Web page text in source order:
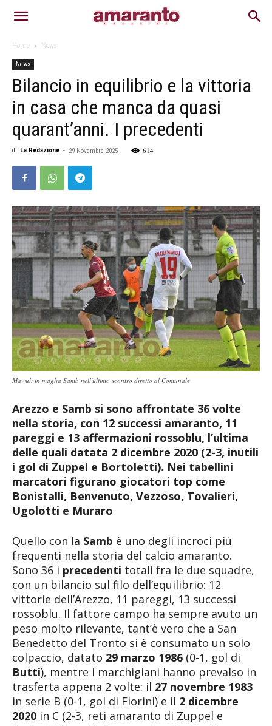
Home News
News
Bilancio in equilibrio e la vittoria
in casa che manca da quasi
quarant’anni. I precedenti
di La Redazione - 29 Novembre 2025 614
Mawuli in maglia Samb nell'ultimo scontro diretto al Comunale
Arezzo e Samb si sono affrontate 36 volte
nella storia, con 12 successi amaranto, 11
pareggi e 13 affermazioni rossoblu, l’ultima
delle quali datata 2 dicembre 2020 (2-3, inutili
i gol di Zuppel e Bortoletti). Nei tabellini
marcatori figurano giocatori top come
Bonistalli, Benvenuto, Vezzoso, Tovalieri,
Ugolotti e Muraro
Quello con la Samb è uno degli incroci più
frequenti nella storia del calcio amaranto.
Sono 36 i precedenti totali fra le due squadre,
con un bilancio sul filo dell’equilibrio: 12
vittorie dell’Arezzo, 11 pareggi, 13 successi
rossoblu. Il fattore campo ha sempre avuto un
peso molto rilevante, tant’è vero che a San
Benedetto del Tronto si è consumato un solo
colpaccio, datato 29 marzo 1986 (0-1, gol di
Butti), mentre i marchigiani hanno prevalso in
trasferta appena 2 volte: il 27 novembre 1983
in serie B (0-1, gol di Fiorini) e il 2 dicembre
2020 in C (2-3, reti amaranto di Zuppel e